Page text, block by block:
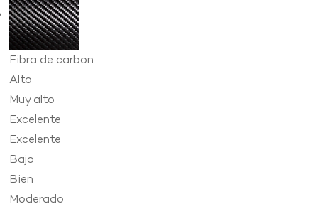
Fibra de carbon
Alto
Muy alto
Excelente
Excelente
Bajo
Bien
Moderado